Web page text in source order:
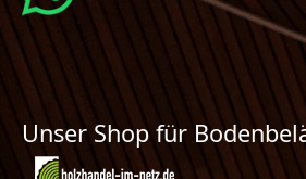
Unser Shop für